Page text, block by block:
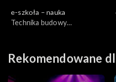
e-szkoła – nauka
Technika budowy
Rekomendowane